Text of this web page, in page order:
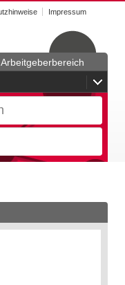
Impressum
Arbeitgeberbereich